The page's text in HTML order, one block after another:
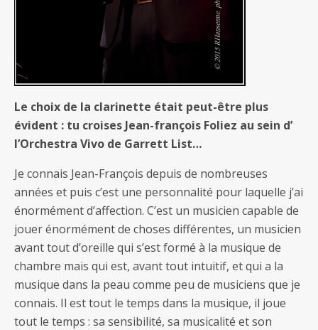
Le choix de la clarinette était peut-être plus
évident : tu croises Jean-françois Foliez au sein d’
l’Orchestra Vivo de Garrett List…
Je connais Jean-François depuis de nombreuses
années et puis c’est une personnalité pour laquelle j’ai
énormément d’affection. C’est un musicien capable de
jouer énormément de choses différentes, un musicien
avant tout d’oreille qui s’est formé à la musique de
chambre mais qui est, avant tout intuitif, et qui a la
musique dans la peau comme peu de musiciens que je
connais. Il est tout le temps dans la musique, il joue
tout le temps : sa sensibilité, sa musicalité et son